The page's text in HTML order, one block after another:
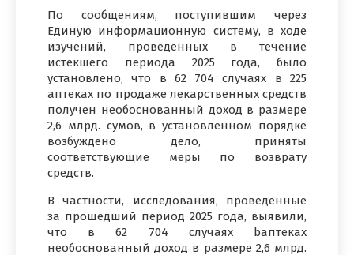
По сообщениям, поступившим через
Единую информационную систему, в ходе
изучений, проведенных в течение
истекшего периода 2025 года, было
установлено, что в 62 704 случаях в 225
аптеках по продаже лекарственных средств
получен необоснованный доход в размере
2,6 млрд. сумов, в установленном порядке
возбуждено дело, приняты
соответствующие меры по возврату
средств.
В частности, исследования, проведенные
за прошедший период 2025 года, выявили,
что в 62 704 случаях bаптеках
необоснованный доход в размере 2,6 млрд.